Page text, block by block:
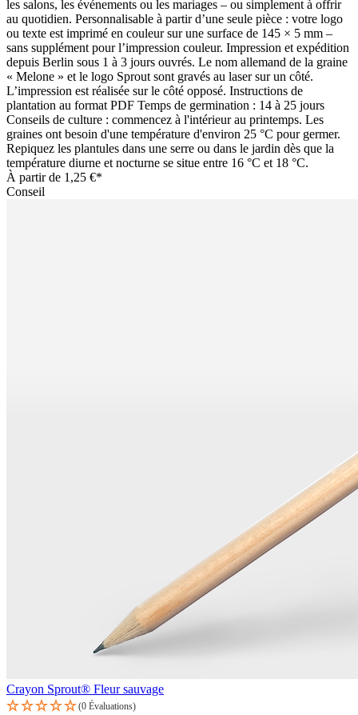
les salons, les événements ou les mariages – ou simplement à offrir
au quotidien. Personnalisable à partir d’une seule pièce : votre logo
ou texte est imprimé en couleur sur une surface de 145 × 5 mm –
sans supplément pour l’impression couleur. Impression et expédition
depuis Berlin sous 1 à 3 jours ouvrés. Le nom allemand de la graine
« Melone » et le logo Sprout sont gravés au laser sur un côté.
L’impression est réalisée sur le côté opposé. Instructions de
plantation au format PDF Temps de germination : 14 à 25 jours
Conseils de culture : commencez à l'intérieur au printemps. Les
graines ont besoin d'une température d'environ 25 °C pour germer.
Repiquez les plantules dans une serre ou dans le jardin dès que la
température diurne et nocturne se situe entre 16 °C et 18 °C.
À partir de 1,25 €*
Conseil
Crayon Sprout® Fleur sauvage
(0 Évaluations)